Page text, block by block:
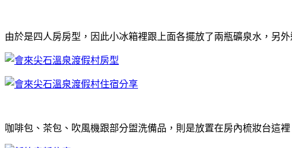
由於是四人房房型，因此小冰箱裡跟上面各擺放了兩瓶礦泉水，另
咖啡包、茶包、吹風機跟部分盥洗備品，則是放置在房內梳妝台這裡